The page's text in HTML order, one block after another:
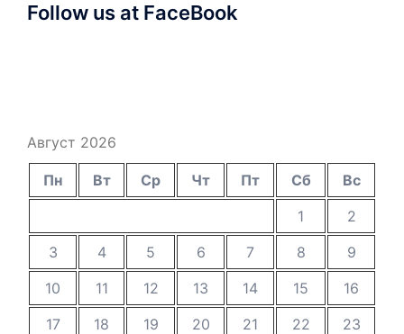
Follow us at FaceBook
Август 2026
Пн Вт Ср Чт Пт Сб
Вс
1
2
3
4 5 6 7 8
9
10
11 12 13 14 15
16
17
18 19 20 21 22
23